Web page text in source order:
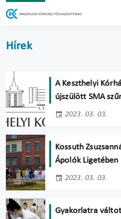
Hírek
A Keszthelyi
újszülött SMA
2023. 03. 03.
Kossuth
Ápolók Ligetében
2023. 03. 03.
Gyakorlatra